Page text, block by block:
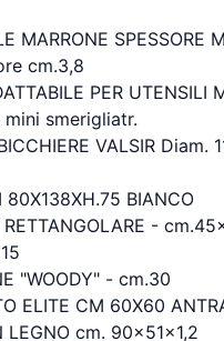
MARRONE SPESSORE
cm.3,8
PER UTENSILI
smerigliatr.
VALSIR Diam.
80X138XH.75 BIANCO
RETTANGOLARE -
"WOODY" - cm.30
ELITE CM 60X60
LEGNO cm. 90x51x1,2